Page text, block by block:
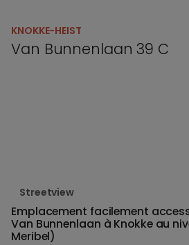
KNOKKE-HEIST
Van Bunnenlaan 39 C
Streetview
Emplacement facilement
Van Bunnenlaan à Knokke au
Meribel)